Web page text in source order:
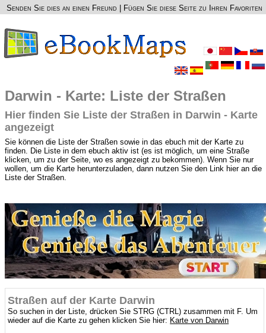
Senden Sie dies an einen Freund Fügen Sie diese Seite zu Ihren Favoriten
Darwin - Karte: Liste der Straßen
Hier finden Sie Liste der Straßen in Darwin - Karte
angezeigt
Sie können die Liste der Straßen sowie in das ebuch mit der Karte zu
finden. Die Liste in dem ebuch aktiv ist (es ist möglich, um eine Straße
klicken, um zu der Seite, wo es angezeigt zu bekommen). Wenn Sie nur
wollen, um die Karte herunterzuladen, dann nutzen Sie den Link hier an die
Liste der Straßen.
Straßen auf der Karte Darwin
So suchen in der Liste, drücken Sie STRG (CTRL) zusammen mit F. Um
wieder auf die Karte zu gehen klicken Sie hier: Karte von Darwin